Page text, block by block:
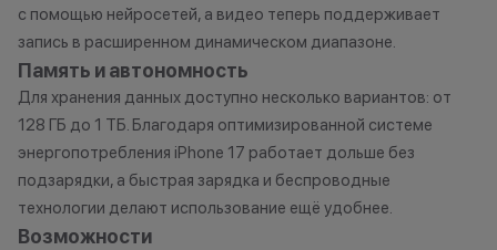
с помощью нейросетей, а видео теперь поддерживает
запись в расширенном динамическом диапазоне.
Память и автономность
Для хранения данных доступно несколько вариантов: от
128 ГБ до 1 ТБ. Благодаря оптимизированной системе
энергопотребления iPhone 17 работает дольше без
подзарядки, а быстрая зарядка и беспроводные
технологии делают использование ещё удобнее.
Возможности